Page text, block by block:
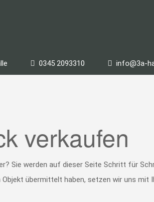
0345 2093310 info@3a-
verkaufen
Sie werden auf dieser Seite Schritt für
übermittelt haben, setzen wir uns mit